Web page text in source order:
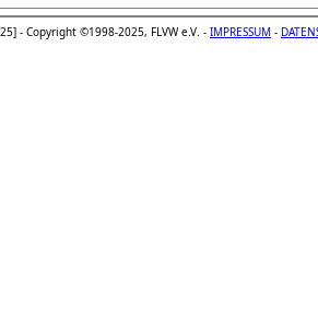
- Copyright ©1998-2025, FLVW e.V. - IMPRESSUM -